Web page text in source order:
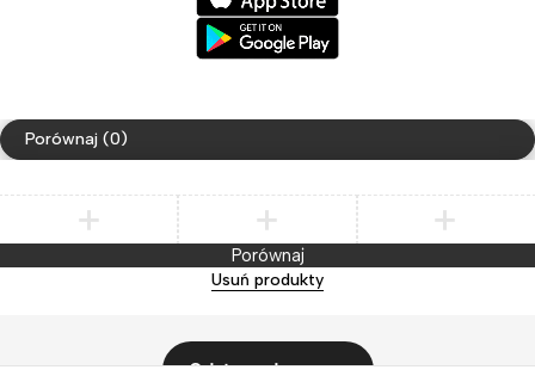
Porównaj (0)
Porównaj
Usuń produkty